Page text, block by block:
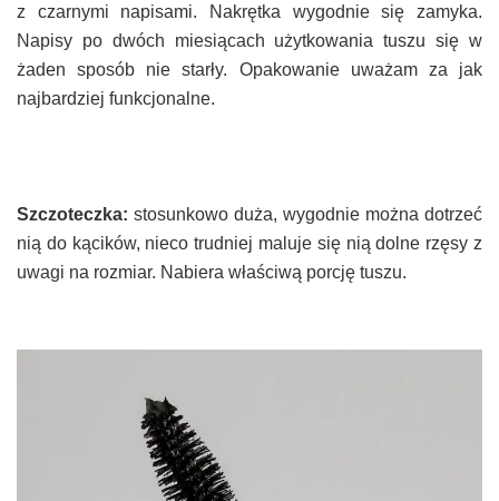
z czarnymi napisami. Nakrętka wygodnie się zamyka.
Napisy po dwóch miesiącach użytkowania tuszu się w
żaden sposób nie starły. Opakowanie uważam za jak
najbardziej funkcjonalne.
Szczoteczka: stosunkowo duża, wygodnie można dotrzeć
nią do kącików, nieco trudniej maluje się nią dolne rzęsy z
uwagi na rozmiar. Nabiera właściwą porcję tuszu.